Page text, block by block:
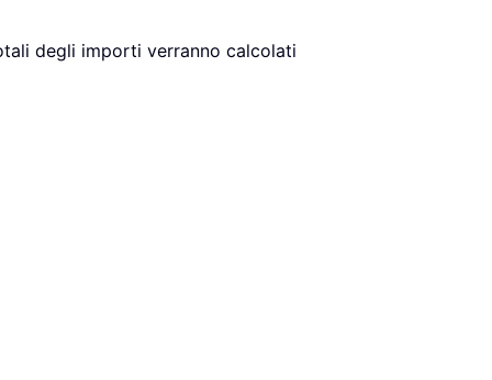
degli importi verranno calcolati